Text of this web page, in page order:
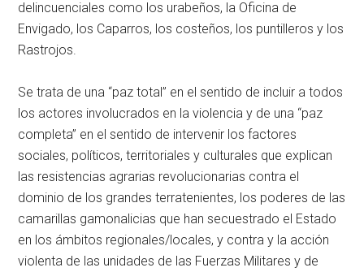
delincuenciales como los urabeños, la Oficina de
Envigado, los Caparros, los costeños, los puntilleros y los
Rastrojos.
Se trata de una “paz total” en el sentido de incluir a todos
los actores involucrados en la violencia y de una “paz
completa” en el sentido de intervenir los factores
sociales, políticos, territoriales y culturales que explican
las resistencias agrarias revolucionarias contra el
dominio de los grandes terratenientes, los poderes de las
camarillas gamonalicias que han secuestrado el Estado
en los ámbitos regionales/locales, y contra y la acción
violenta de las unidades de las Fuerzas Militares y de